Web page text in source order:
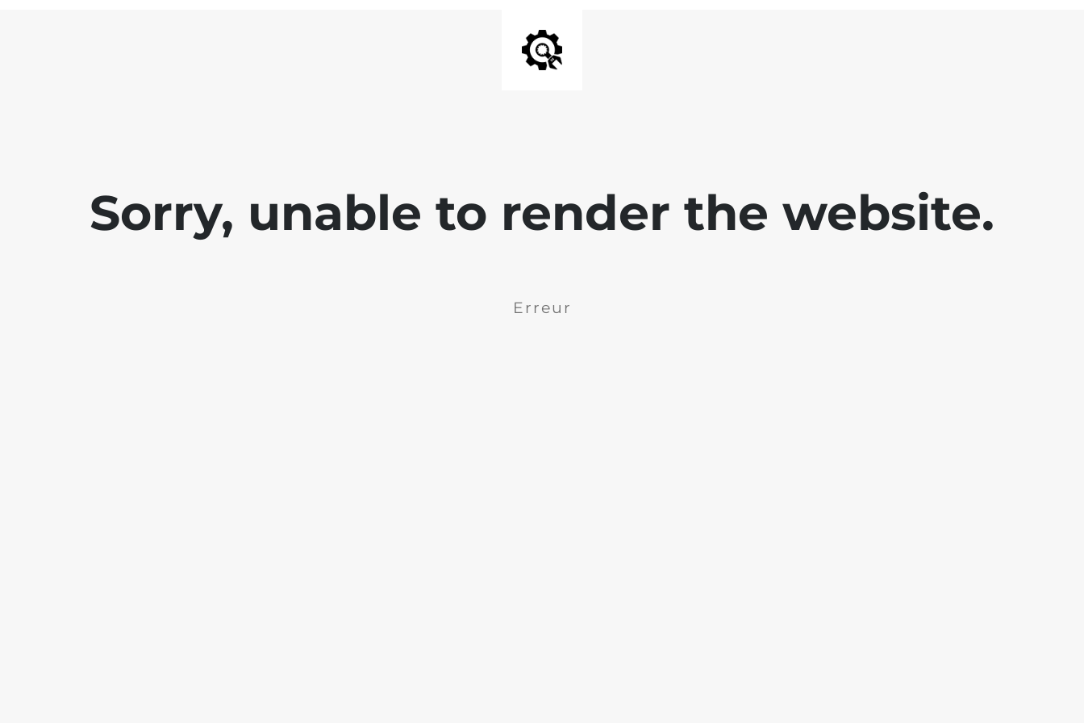
Sorry, unable to render the website.
Erreur